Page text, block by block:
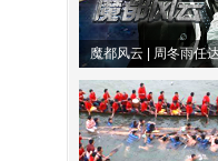
魔都风云 | 周冬雨任